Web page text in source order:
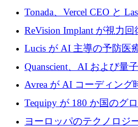
るなか、Voxmindが54万
ード資金を調達
Tonada、Vercel CEO と
援を受けてステルス撤退
ReVision Implant が視力
に 400 万ユーロを確保
Lucis が AI 主導の予防医
を拡大するためにシリー
を調達
Quanscient、AI および量
ドウェア エンジニアリン
1,000 万ユーロを調達
Avrea が AI コーディング
明するために 470 万ドル
ら浮上
Tequipy が 180 か国のグ
動化するために 300 万ユ
ヨーロッパのテクノロジ